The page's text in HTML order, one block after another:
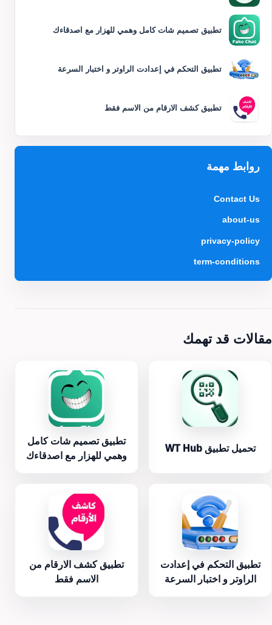
تطبيق تصميم شات كامل وهمي للهزار مع اصدقاءك
تطبيق التحكم في إعدادت الراوتر و اختبار السرعة
تطبيق كشف الارقام من الاسم فقط
روابط مهمة
Contact Us
about-us
privacy-policy
term-conditions
مقالات قد تهمك
تحميل تطبيق WT Hub
تطبيق تصميم شات كامل
وهمي للهزار مع اصدقاءك
تطبيق التحكم في إعدادت
الراوتر و اختبار السرعة
تطبيق كشف الارقام من
الاسم فقط